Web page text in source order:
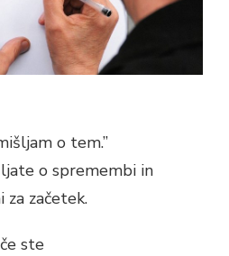
o tem.”
o spremembi in
začetek.
ste